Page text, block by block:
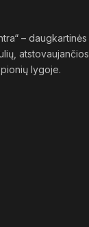
– daugkartinės
atstovaujančios
lygoje.